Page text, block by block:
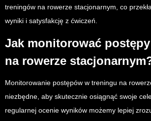
treningów na rowerze stacjonarnym, co
wyniki i satysfakcję z ćwiczeń.
Jak monitorować
na rowerze
Monitorowanie postępów w treningu na
niezbędne, aby skutecznie osiągnąć swoje
regularnej ocenie wyników możemy lepiej